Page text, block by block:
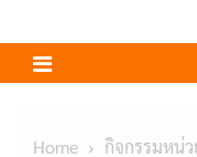
Home
กิจกรรมหน่ว